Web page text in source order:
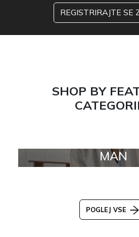
REGISTRIRAJTE SE
SHOP BY
MAN
POGLEJ VSE